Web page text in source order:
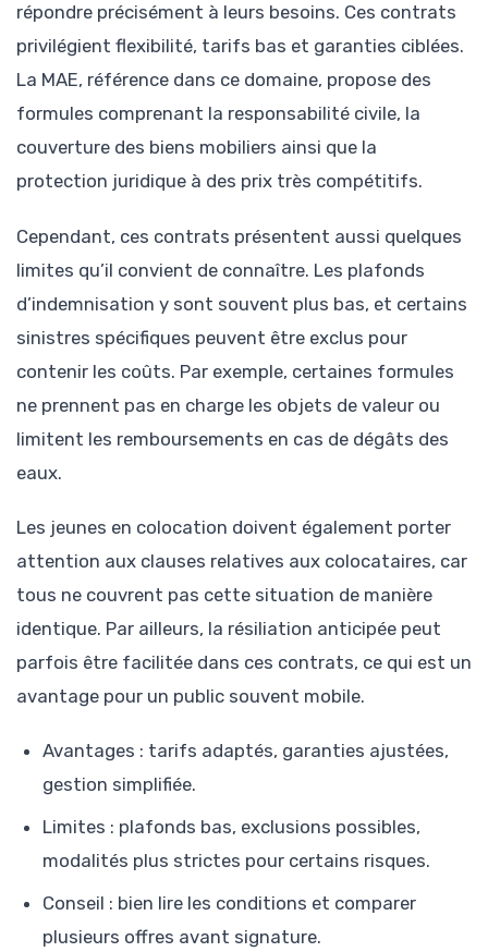
répondre précisément à leurs besoins. Ces contrats
privilégient flexibilité, tarifs bas et garanties ciblées.
La MAE, référence dans ce domaine, propose des
formules comprenant la responsabilité civile, la
couverture des biens mobiliers ainsi que la
protection juridique à des prix très compétitifs.
Cependant, ces contrats présentent aussi quelques
limites qu’il convient de connaître. Les plafonds
d’indemnisation y sont souvent plus bas, et certains
sinistres spécifiques peuvent être exclus pour
contenir les coûts. Par exemple, certaines formules
ne prennent pas en charge les objets de valeur ou
limitent les remboursements en cas de dégâts des
eaux.
Les jeunes en colocation doivent également porter
attention aux clauses relatives aux colocataires, car
tous ne couvrent pas cette situation de manière
identique. Par ailleurs, la résiliation anticipée peut
parfois être facilitée dans ces contrats, ce qui est un
avantage pour un public souvent mobile.
Avantages : tarifs adaptés, garanties ajustées,
gestion simplifiée.
Limites : plafonds bas, exclusions possibles,
modalités plus strictes pour certains risques.
Conseil : bien lire les conditions et comparer
plusieurs offres avant signature.